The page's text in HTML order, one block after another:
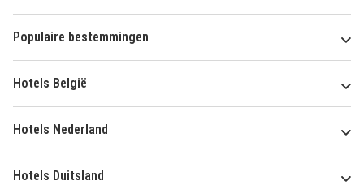
Populaire bestemmingen
Hotels België
Hotels Nederland
Hotels Duitsland